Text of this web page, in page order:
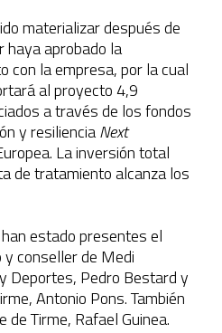
materializar después de
haya aprobado la
con la empresa, por la cual
al proyecto 4,9
a través de los fondos
y resilienciaNext
La inversión total
de tratamiento alcanza los
estado presentes el
conseller de Medi
Deportes, Pedro Bestard y
Antonio Pons. También
Tirme, Rafael Guinea.